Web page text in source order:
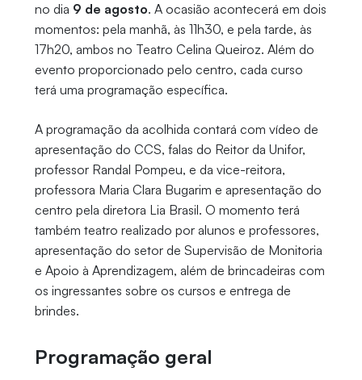
no dia 9 de agosto. A ocasião acontecerá em dois
momentos: pela manhã, às 11h30, e pela tarde, às
17h20, ambos no Teatro Celina Queiroz. Além do
evento proporcionado pelo centro, cada curso
terá uma programação específica.
A programação da acolhida contará com vídeo de
apresentação do CCS, falas do Reitor da Unifor,
professor Randal Pompeu, e da vice-reitora,
professora Maria Clara Bugarim e apresentação do
centro pela diretora Lia Brasil. O momento terá
também teatro realizado por alunos e professores,
apresentação do setor de Supervisão de Monitoria
e Apoio à Aprendizagem, além de brincadeiras com
os ingressantes sobre os cursos e entrega de
brindes.
Programação geral